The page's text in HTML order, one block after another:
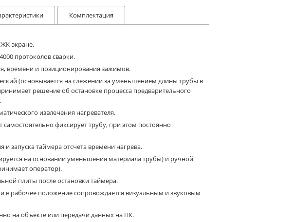
Комплектация
экране.
протоколов сварки.
времени и позиционирования зажимов.
(основывается на слежении за уменьшением длины трубы в
решение об остановке процесса предварительного
извлечения нагревателя.
фиксирует трубу, при этом постоянно
запуска таймера отсчета времени нагрева.
на основании уменьшения материала трубы) и ручной
оператор).
плиты после остановки таймера.
в рабочее положение сопровождается визуальным и звуковым
на объекте или передачи данных на ПК.